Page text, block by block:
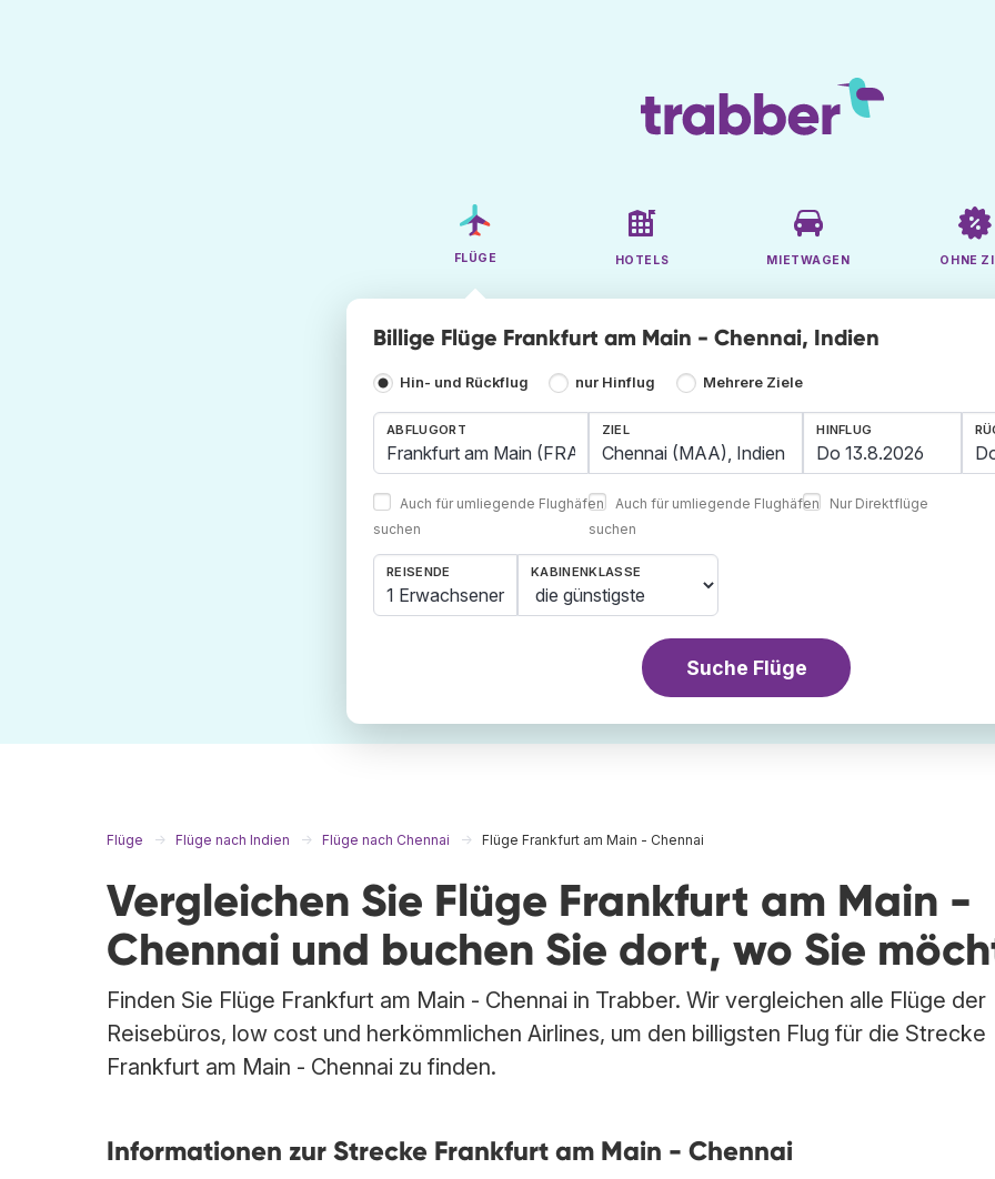
FLÜGE HOTELS MIETWAGEN OHNE
Billige Flüge Frankfurt am Main - Chennai, Indien
Hin- und Rückflug nur Hinflug Mehrere Ziele
ABFLUGORT
Auch für umliegende Flughäfen
suchen
ZIEL
Auch für umliegende Flughäfen
suchen
HINFLUG
Nur Direktflüge
REISENDE
1 Erwachsener
KABINENKLASSE
Suche Flüge
Flüge Flüge nach Indien Flüge nach Chennai Flüge Frankfurt am Main - Chennai
Vergleichen Sie Flüge Frankfurt am Main -
Chennai und buchen Sie dort, wo Sie
Finden Sie Flüge Frankfurt am Main - Chennai in Trabber. Wir vergleichen alle Flüge der
Reisebüros, low cost und herkömmlichen Airlines, um den billigsten Flug für die Strecke
Frankfurt am Main - Chennai zu finden.
Informationen zur Strecke Frankfurt am Main - Chennai